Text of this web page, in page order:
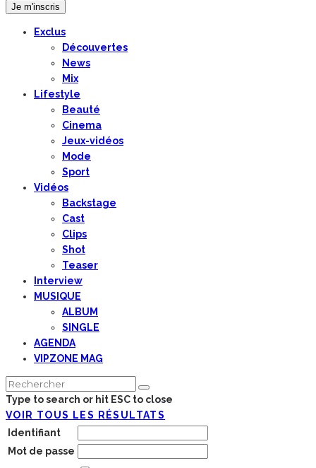
Exclus
Découvertes
News
Mix
Lifestyle
Beauté
Cinema
Jeux-vidéos
Mode
Sport
Vidéos
Backstage
Cast
Clips
Shot
Teaser
Interview
MUSIQUE
ALBUM
SINGLE
AGENDA
VIPZONE MAG
Type to search or hit ESC to close
VOIR TOUS LES RÉSULTATS
Identifiant
Mot de passe